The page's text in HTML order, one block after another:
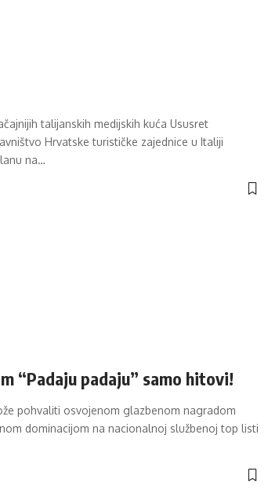
talijanskih medijskih kuća Ususret
Hrvatske turističke zajednice u Italiji
na…
“Padaju padaju” samo hitovi!
pohvaliti osvojenom glazbenom nagradom
dominacijom na nacionalnoj službenoj top listi